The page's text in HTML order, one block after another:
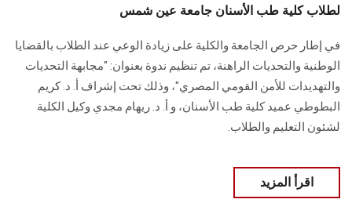
لطلاب كلية طب الأسنان جامعة عين شمس
في إطار حرص الجامعة والكلية على زيادة الوعي عند الطلاب بالقضايا
الوطنية والتحديات الراهنة، تم تنظيم ندوة بعنوان: "مجابهة التحديات
والتهديدات للأمن القومي المصري"، وذلك تحت إشراف أ. د. كريم
البطوطي عميد كلية طب الأسنان، و أ. د. ريهام مجدي وكيل الكلية
لشئون التعليم والطلاب.
اقرأ المزيد